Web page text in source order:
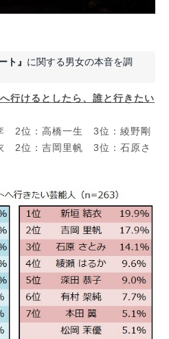
ト』 に関する男女の本音を調
行けるとしたら、誰と行きたい
2位：高橋一生 3位：綾野剛
2位：吉岡里帆 3位：石原さ